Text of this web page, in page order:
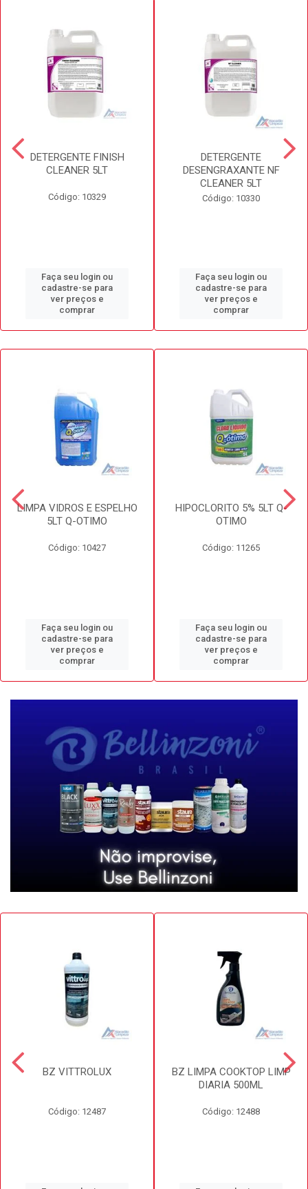
DETERGENTE FINISH
CLEANER 5LT
Código: 10329
Faça seu login ou
cadastre-se para
ver preços e
comprar
DETERGENTE
DESENGRAXANTE NF
CLEANER 5LT
Código: 10330
Faça seu login ou
cadastre-se para
ver preços e
comprar
LIMPA VIDROS E ESPELHO
5LT Q-OTIMO
Código: 10427
Faça seu login ou
cadastre-se para
ver preços e
comprar
HIPOCLORITO 5% 5LT Q-
OTIMO
Código: 11265
Faça seu login ou
cadastre-se para
ver preços e
comprar
BZ VITTROLUX
Código: 12487
BZ LIMPA COOKTOP LIMP
DIARIA 500ML
Código: 12488